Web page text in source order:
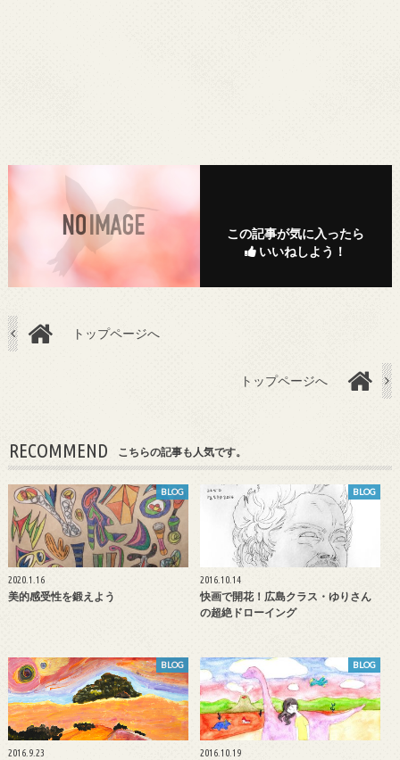
この記事が気に入ったら
いいねしよう！
トップページへ
トップページへ
RECOMMEND こちらの記事も人気です。
BLOG
2020.1.16
美的感受性を鍛えよう
BLOG
2016.10.14
快画で開花！広島クラス・ゆりさん
の超絶ドローイング
BLOG
2016.9.23
BLOG
2016.10.19